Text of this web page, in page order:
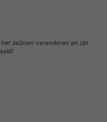
seizoen veranderen en zijn